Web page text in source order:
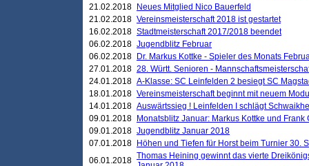
21.02.2018
Neues Mitglied Nico Bauerfeld
21.02.2018 Vereinsmeisterschaft 2018 ist gestartet
16.02.2018 Stadtmeisterschaft 2017/2018 beendet
06.02.2018 Jugendblitz Februar
06.02.2018
Dr. Markus Kottke - Spieler des Monats
27.01.2018 28. Württ. Senioren -
24.01.2018 A-Klasse: SC Leinfelden 2 besiegt SC
18.01.2018 Vereinsmeisterschaft beginnt mit neuem
14.01.2018 Auswärtssieg ! Leinfelden I schlägt
09.01.2018
Monatsblitz Januar: Markus Kottke und
09.01.2018 Jugendblitz Januar 2018
07.01.2018
Höhen und Tiefen für Horst beim Turnier 30.
06.01.2018 Thomas Heining gewinnt das vierte